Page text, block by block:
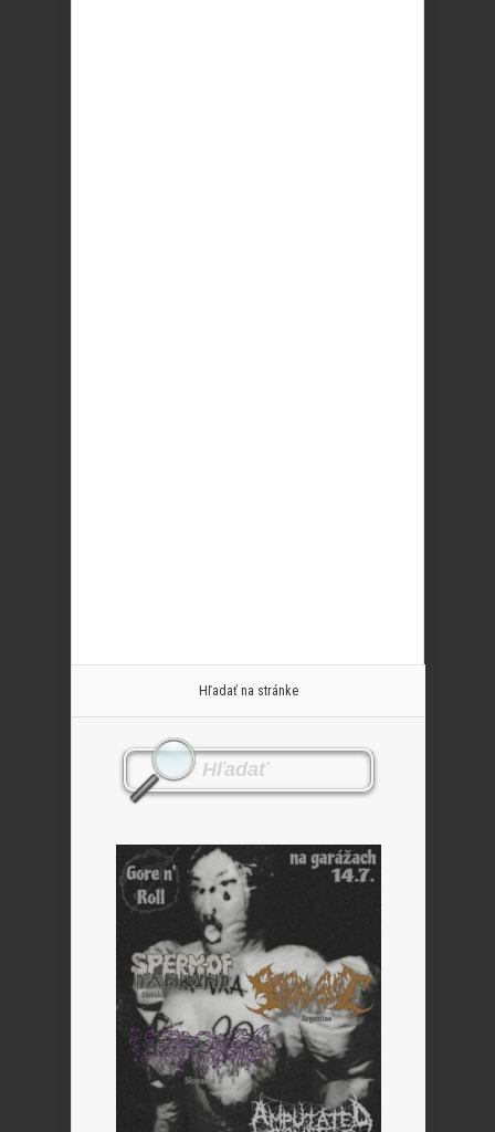
Hľadať na stránke